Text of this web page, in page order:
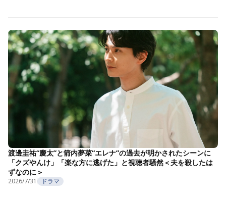
渡邊圭祐“慶太”と箭内夢菜“エレナ”の過去が明かされたシーンに
「クズやんけ」「楽な方に逃げた」と視聴者騒然＜夫を殺したは
ずなのに＞
2026/7/31 ドラマ